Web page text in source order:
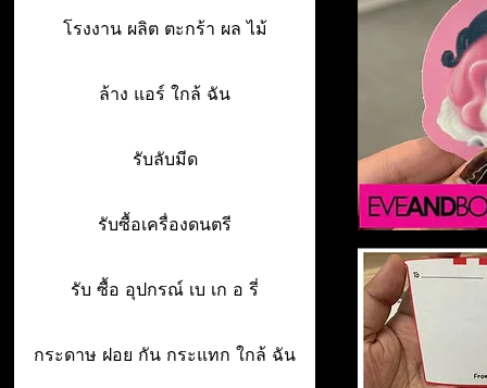
โรงงาน ผลิต ตะกร้า ผล ไม้
ล้าง แอร์ ใกล้ ฉัน
รับลับมีด
รับซื้อเครื่องดนตรี
รับ ซื้อ อุปกรณ์ เบ เก อ รี่
กระดาษ ฝอย กัน กระแทก ใกล้ ฉัน